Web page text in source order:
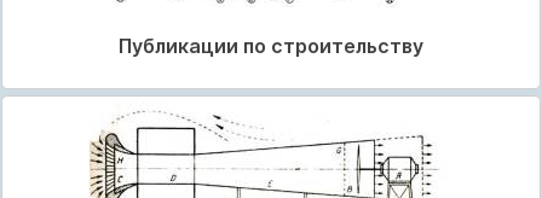
Публикации по строительству